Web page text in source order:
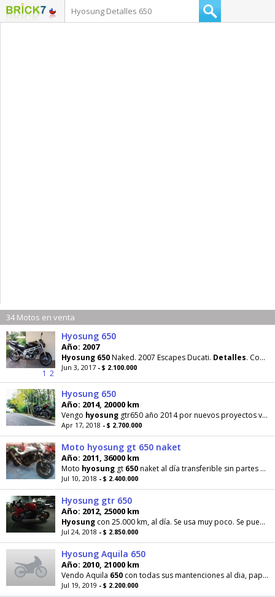
34 Motos en venta
1 2
Hyosung 650
Año: 2007
Hyosung 650Naked. 2007 Escapes Ducati. Detalles. Consultas por wathsapp +56945103350
Jun 3, 2017 - $ 2.100.000
Hyosung 650
Año: 2014, 20000 km
Vengo hyosung gtr650 año 2014 por nuevos proyectos valor 2.7
Apr 17, 2018 - $ 2.700.000
Moto hyosung gt 650 naket
Año: 2011, 36000 km
Moto hyosung gt 650naket al día transferible sin partes
Jul 10, 2018 - $ 2.400.000
Hyosung gtr 650
Año: 2012, 25000 km
Hyosung con 25.000 km, al día. Se usa muy poco. Se puede ver en el centro de santiago, cualquier
Jul 24, 2018 - $ 2.850.000
Hyosung Aquila 650
Año: 2010, 21000 km
Vendo Aquila 650 con todas sus mantenciones al dia, papeles atrasados este año,mayores
Jul 19, 2019 - $ 2.200.000